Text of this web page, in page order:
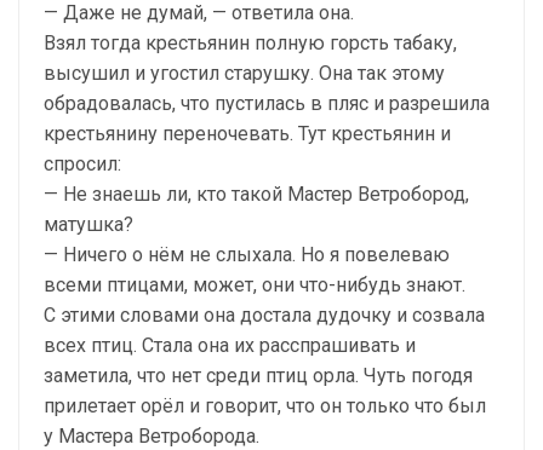
— Даже не думай, — ответила она.
Взял тогда крестьянин полную горсть табаку,
высушил и угостил старушку. Она так этому
обрадовалась, что пустилась в пляс и разрешила
крестьянину переночевать. Тут крестьянин и
спросил:
— Не знаешь ли, кто такой Мастер Ветробород,
матушка?
— Ничего о нём не слыхала. Но я повелеваю
всеми птицами, может, они что-нибудь знают.
С этими словами она достала дудочку и созвала
всех птиц. Стала она их расспрашивать и
заметила, что нет среди птиц орла. Чуть погодя
прилетает орёл и говорит, что он только что был
у Мастера Ветроборода.